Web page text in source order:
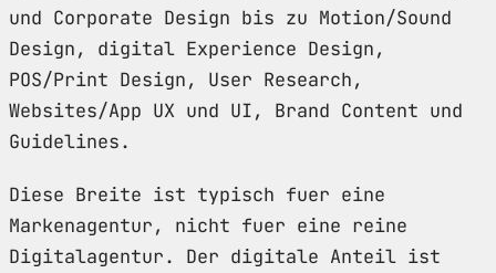
und Corporate Design bis zu Motion/Sound
Design, digital Experience Design,
POS/Print Design, User Research,
Websites/App UX und UI, Brand Content und
Guidelines.
Diese Breite ist typisch fuer eine
Markenagentur, nicht fuer eine reine
Digitalagentur. Der digitale Anteil ist